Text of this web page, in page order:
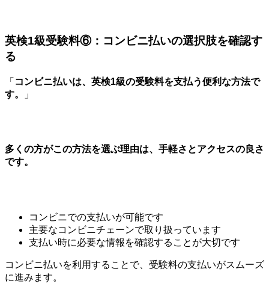
英検1級受験料⑥：コンビニ払いの選択肢を確認す
る
「 コンビニ払いは、英検1級の受験料を支払う便利な方法で
す。
」
多くの方がこの方法を選ぶ理由は、手軽さとアクセスの良さ
です。
コンビニでの支払いが可能です
主要なコンビニチェーンで取り扱っています
支払い時に必要な情報を確認することが大切です
コンビニ払いを利用することで、受験料の支払いがスムーズ
に進みます。